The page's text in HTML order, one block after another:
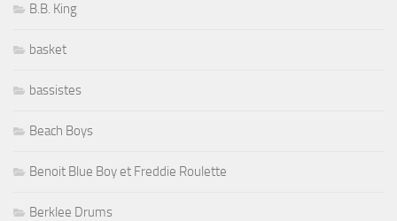
B.B. King
basket
bassistes
Beach Boys
Benoit Blue Boy et Freddie Roulette
Berklee Drums